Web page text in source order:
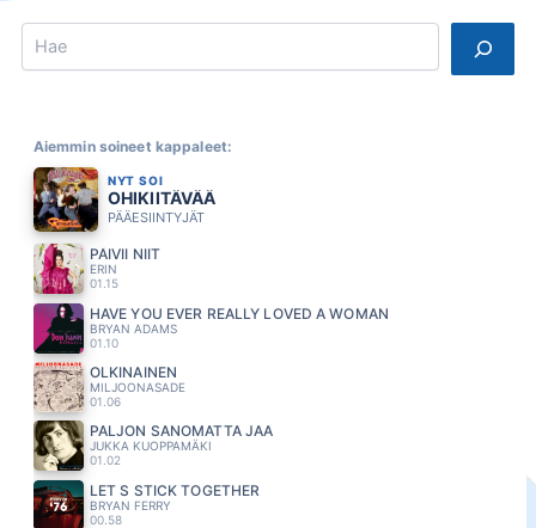
Search
Aiemmin soineet kappaleet:
NYT SOI
OHIKIITÄVÄÄ
PÄÄESIINTYJÄT
PÄIVII NIIT
ERIN
01.15
HAVE YOU EVER REALLY LOVED A WOMAN
BRYAN ADAMS
01.10
OLKINAINEN
MILJOONASADE
01.06
PALJON SANOMATTA JAA
JUKKA KUOPPAMÄKI
01.02
LET S STICK TOGETHER
BRYAN FERRY
00.58